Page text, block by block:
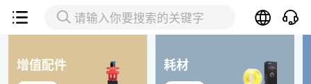
 请输入你要搜索的关键字 
增值配件 耗材